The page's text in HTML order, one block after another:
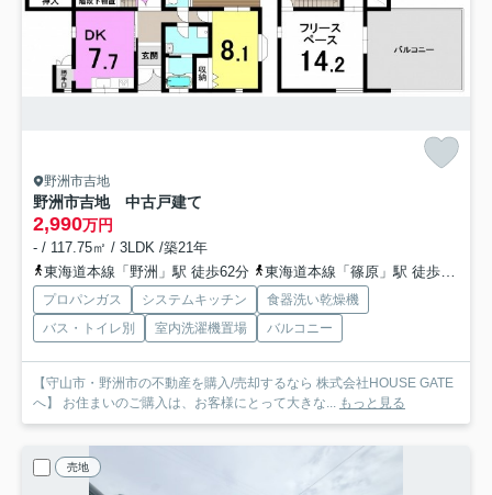
野洲市吉地
野洲市吉地 中古戸建て
2,990万円
- / 117.75㎡ / 3LDK /築21年
東海道本線「野洲」駅 徒歩62分
東海道本線「篠原」駅 徒歩80分
プロパンガス システムキッチン
食器洗い乾燥機
バス・トイレ別
室内洗濯機置場 バルコニー
【守山市・野洲市の不動産を購入/売却するなら 株式会社HOUSE GATE
へ】 お住まいのご購入は、お客様にとって大きな... もっと見る
売地